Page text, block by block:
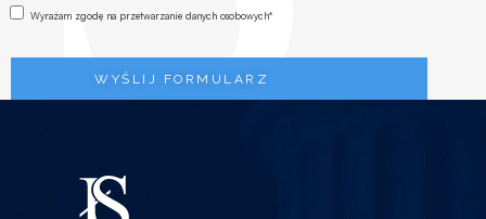
Wyrażam zgodę na przetwarzanie danych osobowych*